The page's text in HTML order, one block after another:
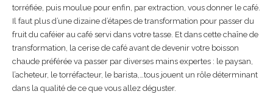
torréfiée, puis moulue pour enfin, par extraction, vous donner le café.
Il faut plus d’une dizaine d’étapes de transformation pour passer du
fruit du caféier au café servi dans votre tasse. Et dans cette chaîne de
transformation, la cerise de café avant de devenir votre boisson
chaude préférée va passer par diverses mains expertes : le paysan,
l’acheteur, le torréfacteur, le barista,…tous jouent un rôle déterminant
dans la qualité de ce que vous allez déguster.